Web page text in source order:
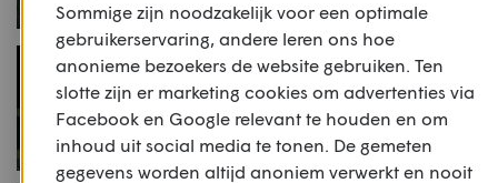
NIEUWS
Motorsport-video: Cooper
Webb wint in Orlando
Sommige zijn noodzakelijk voor een optimale
gebruikerservaring, andere leren ons hoe
anonieme bezoekers de website gebruiken. Ten
slotte zijn er marketing cookies om advertenties via
Facebook en Google relevant te houden en om
inhoud uit social media te tonen. De gemeten
gegevens worden altijd anoniem verwerkt en nooit